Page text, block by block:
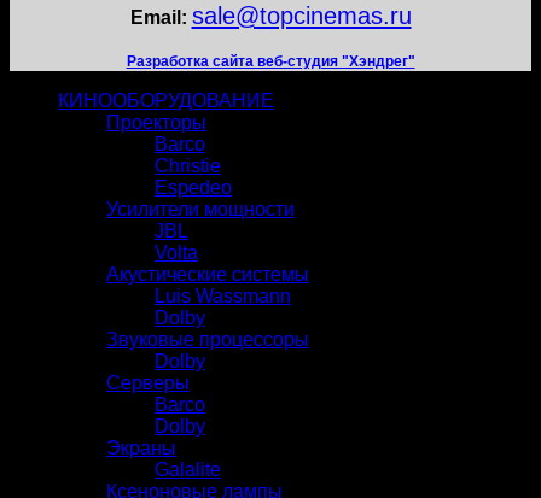
Email: sale@topcinemas.ru
Разработка сайта веб-студия "Хэндрег"
КИНООБОРУДОВАНИЕ
Проекторы
Barco
Christie
Espedeo
Усилители мощности
JBL
Volta
Акустические системы
Luis Wassmann
Dolby
Звуковые процессоры
Dolby
Серверы
Barco
Dolby
Экраны
Galalite
Ксеноновые лампы